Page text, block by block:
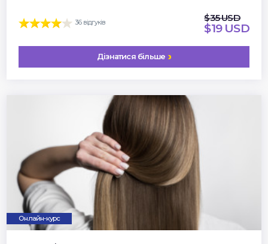
36 відгуків $35 USD
$19 USD
Дізнатися більше
Онлайн-курс